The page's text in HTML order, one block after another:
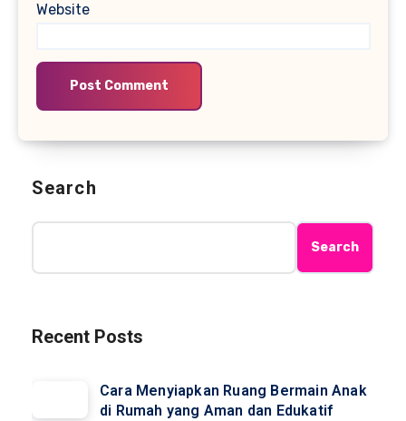
Website
Search
Search
Recent Posts
Cara Menyiapkan Ruang Bermain Anak
di Rumah yang Aman dan Edukatif